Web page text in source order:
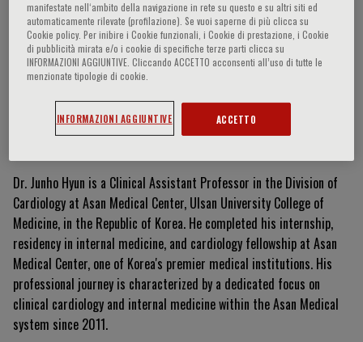
Junho Hyun
Curriculum Vitae
Dr. Junho Hyun is a Clinical Assistant Professor in the Division of
Cardiology at Asan Medical Center, Ulsan University College of
Medicine, in the Republic of Korea. He completed his internship,
residency in internal medicine, and cardiology fellowship at Asan
Medical Center, one of Korea's premier medical institutions. His
professional journey is characterized by a dedicated focus on
clinical cardiology and internal medicine within the Asan Medical
system since 2011.
manifestate nell‘ambito della navigazione in rete su questo e su altri siti ed
automaticamente rilevate (profilazione). Se vuoi saperne di più clicca su
Cookie policy. Per inibire i Cookie funzionali, i Cookie di prestazione, i Cookie
di pubblicità mirata e/o i cookie di specifiche terze parti clicca su
INFORMAZIONI AGGIUNTIVE. Cliccando ACCETTO acconsenti all’uso di tutte le
menzionate tipologie di cookie.
INFORMAZIONI AGGIUNTIVE ACCETTO